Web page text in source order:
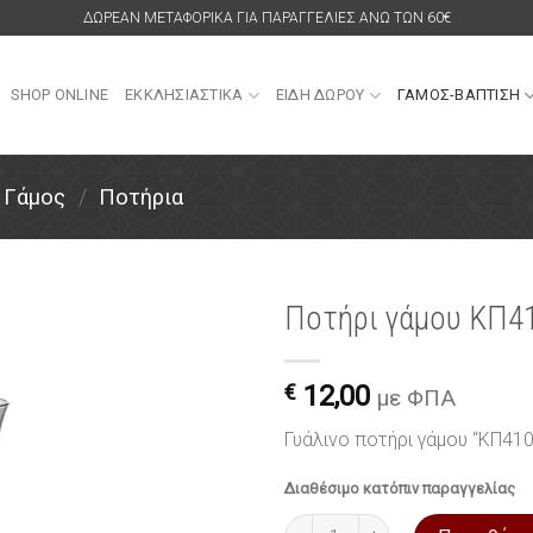
ΔΩΡΕΑΝ ΜΕΤΑΦΟΡΙΚΑ ΓΙΑ ΠΑΡΑΓΓΕΛΙΕΣ ΑΝΩ ΤΩΝ 60€
SHOP ONLINE ΕΚΚΛΗΣΙΑΣΤΙΚΑ ΕΙΔΗ ΔΩΡΟΥ ΓΑΜΟΣ-ΒΑΠΤΙΣΗ
Γάμος / Ποτήρια
Ποτήρι γάμου
€ 12,00 με ΦΠΑ
Γυάλινο ποτήρι γάμου
Διαθέσιμο κατόπιν παραγγελίας
Ποτήρι γάμου ΚΠ410 από γυαλί